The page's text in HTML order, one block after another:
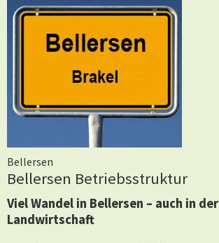
Bellersen
Bellersen Betriebsstruktur
Viel Wandel in Bellersen – auch in der
Landwirtschaft